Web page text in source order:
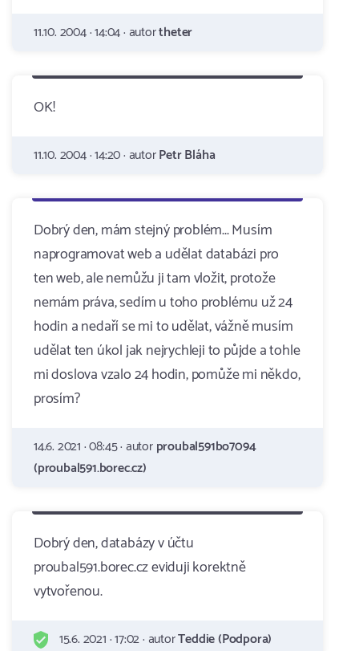
11.10. 2004 · 14:04 · autortheter
OK!
11.10. 2004 · 14:20 · autorPetr Bláha
Dobrý den, mám stejný problém... Musím
naprogramovat web a udělat databázi pro
ten web, ale nemůžu ji tam vložit, protože
nemám práva, sedím u toho problému už 24
hodin a nedaří se mi to udělat, vážně musím
udělat ten úkol jak nejrychleji to půjde a tohle
mi doslova vzalo 24 hodin, pomůže mi někdo,
prosím?
14.6. 2021 · 08:45 · autorproubal591bo7094
(proubal591.borec.cz)
Dobrý den, databázy v účtu
proubal591.borec.cz eviduji korektně
vytvořenou.
15.6. 2021 · 17:02 · autorTeddie (Podpora)